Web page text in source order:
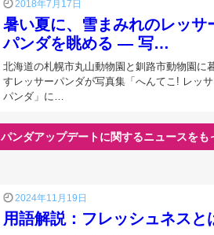
2018年7月17日
暑い夏に、雪まみれのレッサ
パンダを眺める ― 写…
北海道の札幌市丸山動物園と釧路市動物園に
すレッサーパンダが写真集「へんてこ! レッ
パンダ」に…
パンダアップデートに関するニュースをも
2024年11月19日
用語解説：フレッシュネスと